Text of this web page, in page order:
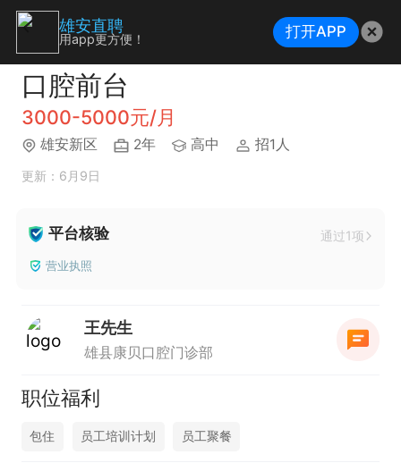
口腔前台
3000-5000元/月
雄安新区 2年 高中 招1人
更新：6月9日
平台核验 通过1项
营业执照
王先生
雄县康贝口腔门诊部
职位福利
包住 员工培训计划 员工聚餐
雄安直聘
用app更方便！ 打开APP